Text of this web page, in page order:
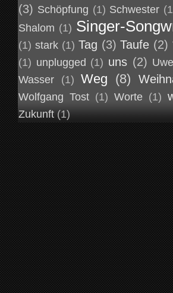
(3) Schöpfung (1) Schwester
Shalom (1) Singer-
(1) stark (1) Tag (3) Taufe (2)
(1) unplugged (1) uns (2)
Wasser (1) Weg (8)
Wolfgang Tost (1) Worte (1)
Zukunft (1)